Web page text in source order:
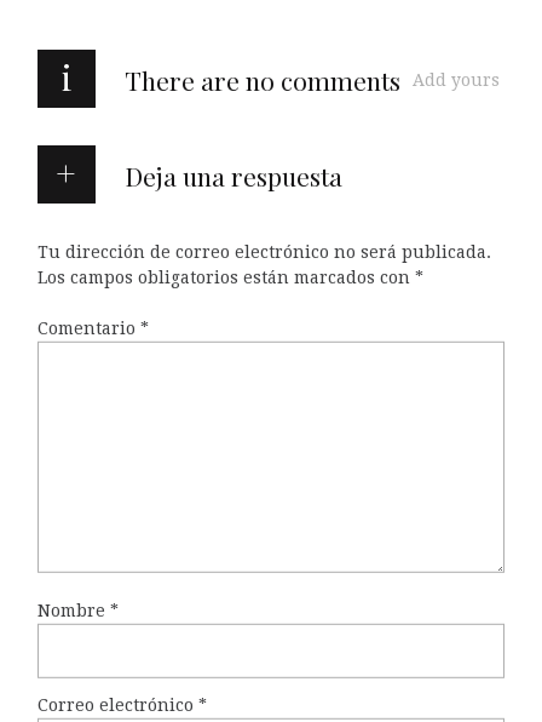
i There are no comments Add yours
Deja una respuesta
Tu dirección de correo electrónico no será publicada.
Los campos obligatorios están marcados con *
Comentario *
Nombre *
Correo electrónico *